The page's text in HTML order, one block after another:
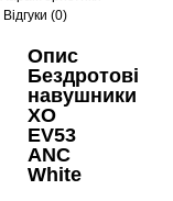
Відгуки (0)
Опис
Бездротові
навушники
XO
EV53
ANC
White